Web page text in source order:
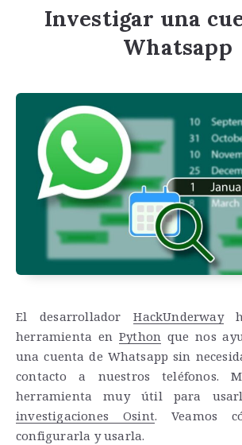
Investigar una
Whatsapp
El desarrolladorHackUnderway
herramienta en Python que nos
una cuenta de Whatsapp sin
contacto a nuestros teléfonos.
herramienta muy útil para
investigaciones Osint. Veamos
configurarla y usarla.